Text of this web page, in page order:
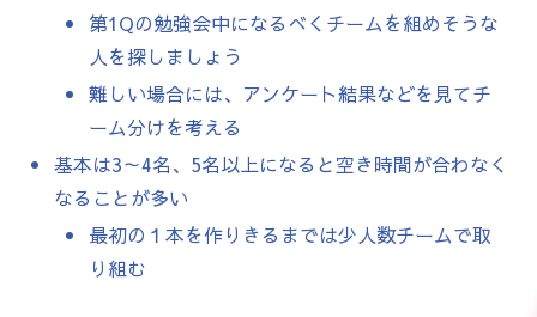
第1Qの勉強会中になるべくチームを組めそうな
人を探しましょう
難しい場合には、アンケート結果などを見てチ
ーム分けを考える
基本は3～4名、5名以上になると空き時間が合わなく
なることが多い
最初の１本を作りきるまでは少人数チームで取
り組む